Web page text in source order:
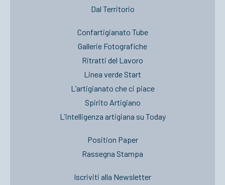
Dal Territorio
Confartigianato Tube
Gallerie Fotografiche
Ritratti del Lavoro
Linea verde Start
L’artigianato che ci piace
Spirito Artigiano
L’intelligenza artigiana su Today
Position Paper
Rassegna Stampa
Iscriviti alla Newsletter